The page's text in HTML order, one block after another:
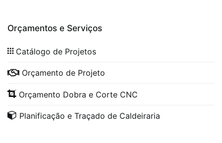
Orçamentos e Serviços
Catálogo de Projetos
Orçamento de Projeto
Orçamento Dobra e Corte CNC
Planificação e Traçado de Caldeiraria